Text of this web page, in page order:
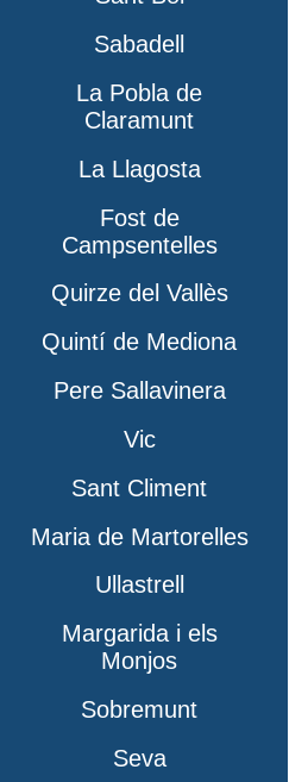
Sabadell
La Pobla de
Claramunt
La Llagosta
Fost de
Campsentelles
Quirze del Vallès
Quintí de Mediona
Pere Sallavinera
Vic
Sant Climent
Maria de Martorelles
Ullastrell
Margarida i els
Monjos
Sobremunt
Seva